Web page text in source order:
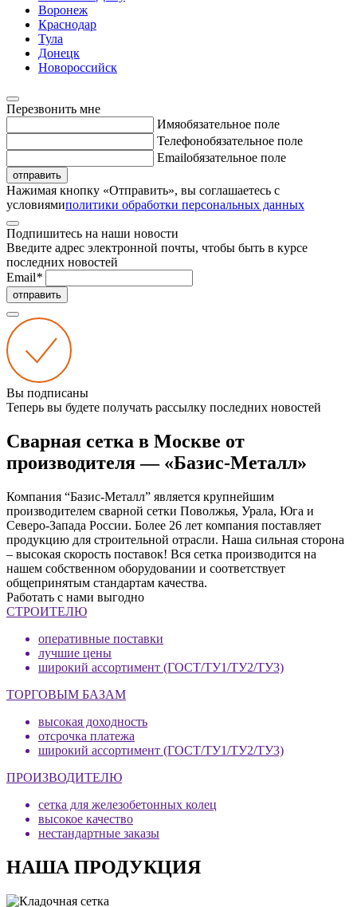
Воронеж
Краснодар
Тула
Донецк
Новороссийск
Перезвонить мне
Имяобязательное поле
Телефонобязательное поле
Emailобязательное поле
отправить
Нажимая кнопку «Отправить», вы соглашаетесь с
условиямиполитики обработки персональных данных
Подпишитесь на наши новости
Введите адрес электронной почты, чтобы быть в курсе
последних новостей
Email*
отправить
Вы подписаны
Теперь вы будете получать рассылку последних новостей
Сварная сетка в Москве от
производителя — «Базис-Металл»
Компания “Базис-Металл” является крупнейшим
производителем сварной сетки Поволжья, Урала, Юга и
Северо-Запада России. Более 26 лет компания поставляет
продукцию для строительной отрасли. Наша сильная сторона
– высокая скорость поставок! Вся сетка производится на
нашем собственном оборудовании и соответствует
общепринятым стандартам качества.
Работать с нами выгодно
СТРОИТЕЛЮ
оперативные поставки
лучшие цены
широкий ассортимент (ГОСТ/ТУ1/ТУ2/ТУ3)
ТОРГОВЫМ БАЗАМ
высокая доходность
отсрочка платежа
широкий ассортимент (ГОСТ/ТУ1/ТУ2/ТУ3)
ПРОИЗВОДИТЕЛЮ
сетка для железобетонных колец
высокое качество
нестандартные заказы
НАША ПРОДУКЦИЯ